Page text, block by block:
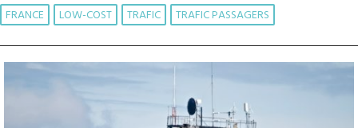
FRANCE
LOW-COST TRAFIC TRAFIC PASSAGERS